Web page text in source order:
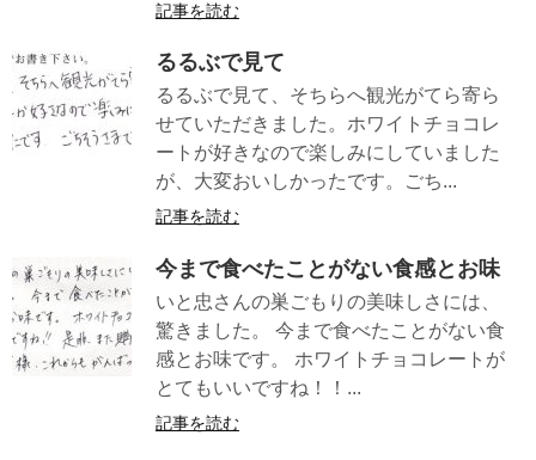
記事を読む
るるぶで見て
るるぶで見て、そちらへ観光がてら寄ら
せていただきました。ホワイトチョコレ
ートが好きなので楽しみにしていました
が、大変おいしかったです。ごち...
記事を読む
今まで食べたことがない食感とお味
いと忠さんの巣ごもりの美味しさには、
驚きました。 今まで食べたことがない食
感とお味です。 ホワイトチョコレートが
とてもいいですね！！...
記事を読む